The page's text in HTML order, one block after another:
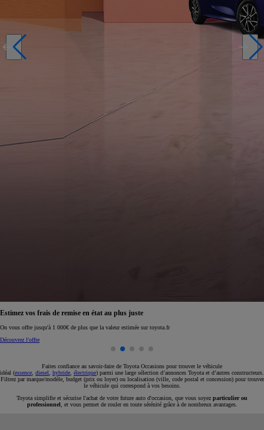
Réservez en ligne votre occasion pour 1€ seulement
Réservez en ligne
Faites confiance au savoir-faire de Toyota Occasions pour trouver le véhicule
idéal (essence diesel hybride électrique) parmi une large sélection d’annonces Toyota et d’autres constructeurs.
Filtrez par marque/modèle, budget (prix ou loyer) ou localisation (ville, code postal et concession) pour trouver
le véhicule qui correspond à vos besoins.
Toyota simplifie et sécurise l'achat de votre future auto d'occasion, que vous soyez particulier ou
professionnel , et vous permet de rouler en toute sérénité grâce à de nombreux avantages.